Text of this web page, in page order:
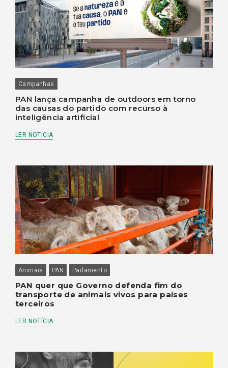
Campanhas
PAN lança campanha de outdoors em torno
das causas do partido com recurso à
inteligência artificial
LER NOTÍCIA
Animais PAN Parlamento
PAN quer que Governo defenda fim do
transporte de animais vivos para países
terceiros
LER NOTÍCIA